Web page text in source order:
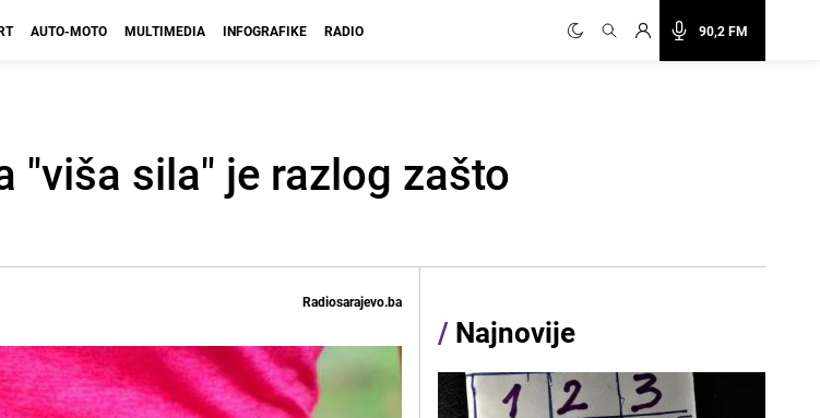
90,2 FM
AUTO-MOTO MULTIMEDIA INFOGRAFIKE RADIO
"viša sila" je razlog zašto
Radiosarajevo.ba
/ Najnovije